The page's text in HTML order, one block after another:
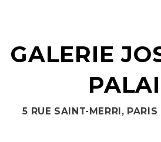
GALERIE
5 RUE SAINT-MERRI, PARIS